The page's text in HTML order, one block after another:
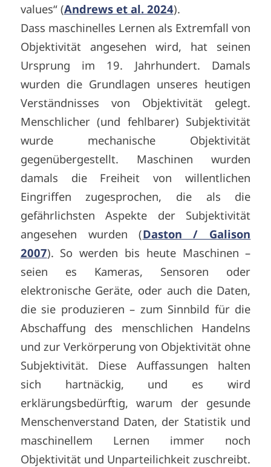
values“ (Andrews et al. 2024).
Dass maschinelles Lernen als Extremfall von
Objektivität angesehen wird, hat seinen
Ursprung im 19. Jahrhundert. Damals
wurden die Grundlagen unseres heutigen
Verständnisses von Objektivität gelegt.
Menschlicher (und fehlbarer) Subjektivität
wurde mechanische Objektivität
gegenübergestellt. Maschinen wurden
damals die Freiheit von willentlichen
Eingriffen zugesprochen, die als die
gefährlichsten Aspekte der Subjektivität
angesehen wurden (Daston / Galison
2007). So werden bis heute Maschinen –
seien es Kameras, Sensoren oder
elektronische Geräte, oder auch die Daten,
die sie produzieren – zum Sinnbild für die
Abschaffung des menschlichen Handelns
und zur Verkörperung von Objektivität ohne
Subjektivität. Diese Auffassungen halten
sich hartnäckig, und es wird
erklärungsbedürftig, warum der gesunde
Menschenverstand Daten, der Statistik und
maschinellem Lernen immer noch
Objektivität und Unparteilichkeit zuschreibt.